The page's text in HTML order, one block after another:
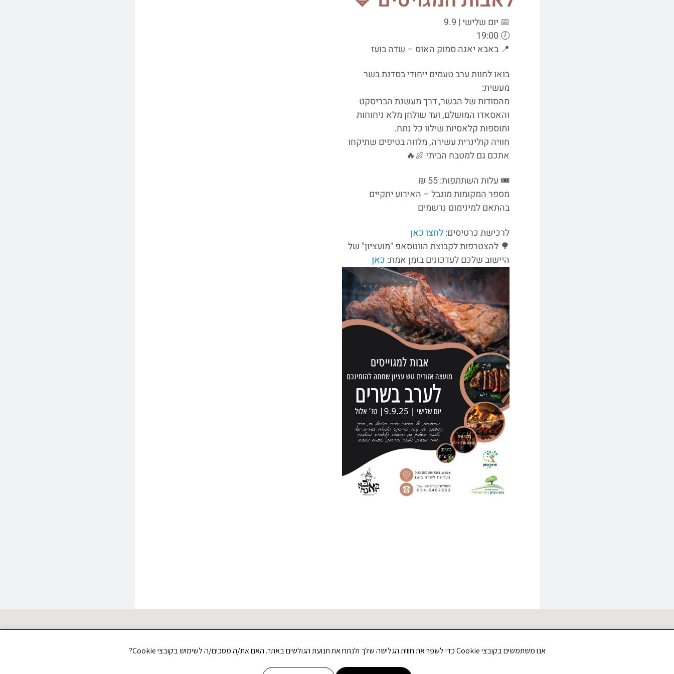
📅 יום שלישי | 9.9
🕖 19:00
📍 באבא יאגה סמוק האוס – שדה בועז
בואו לחוות ערב טעמים ייחודי בסדנת בשר
מעשית:
מהסודות של הבשר, דרך מעשנת הבריסקט
והאסאדו המושלם, ועד שולחן מלא ניחוחות
ותוספות קלאסיות שילוו כל נתח.
חוויה קולינרית עשירה, מלווה בטיפים שתיקחו
אתכם גם למטבח הביתי 🍖🔥
🎟 עלות השתתפות: 55 ₪
מספר המקומות מוגבל – האירוע יתקיים
בהתאם למינימום נרשמים
לרכישת כרטיסים:לחצו כאן
🌳 להצטרפות לקבוצת הווטסאפ "מועציון" של
היישוב שלכם לעדכונים בזמן אמת: כאן
אנו משתמשים בקובצי Cookie כדי לשפר את חווית הגלישה שלך ולנתח את תנועת הגולשים באתר. האם את/ה מסכים/ה לשימוש בקובצי Cookie?